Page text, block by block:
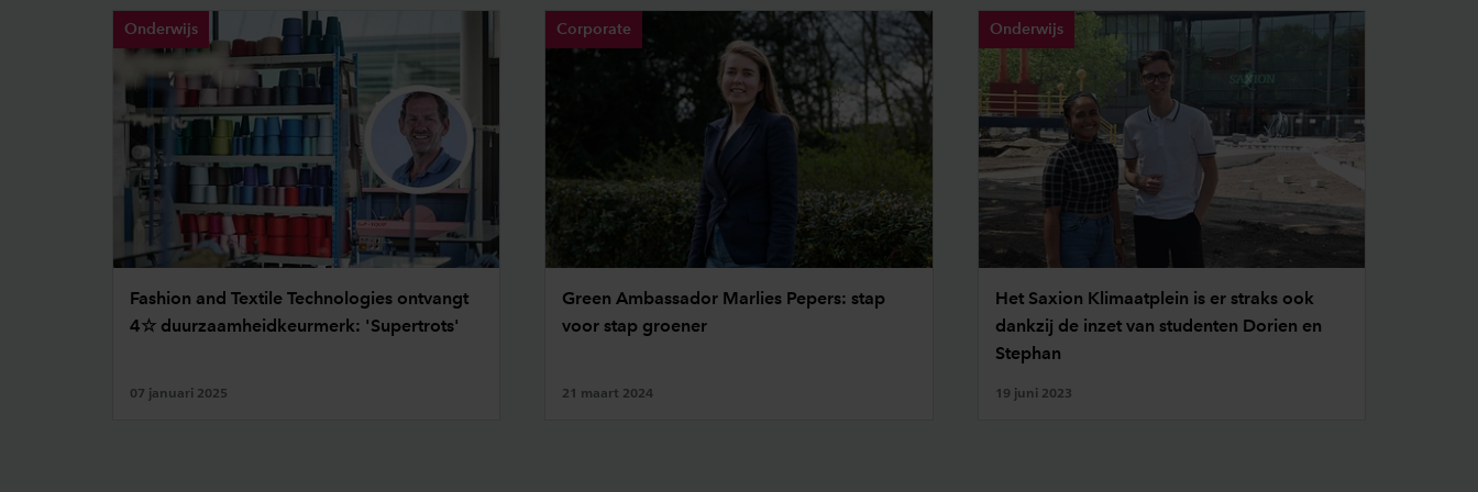
Onderwijs
Fashion and Textile Technologies ontvangt
4☆ duurzaamheidkeurmerk: 'Supertrots'
07 januari 2025
Corporate
Green Ambassador Marlies Pepers: stap
voor stap groener
21 maart 2024
Onderwijs
Het Saxion Klimaatplein is er straks ook
dankzij de inzet van studenten Dorien en
Stephan
19 juni 2023